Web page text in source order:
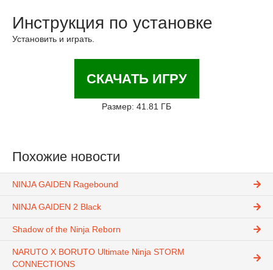
Инструкция по установке
Установить и играть.
СКАЧАТЬ ИГРУ
Размер: 41.81 ГБ
Похожие новости
NINJA GAIDEN Ragebound
NINJA GAIDEN 2 Black
Shadow of the Ninja Reborn
NARUTO X BORUTO Ultimate Ninja STORM
CONNECTIONS